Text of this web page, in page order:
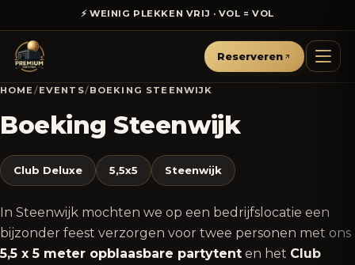
⚡ WEINIG PLEKKEN VRIJ · VOL = VOL
Reserveren
HOME/EVENTS/BOEKING STEENWIJK
Boeking Steenwijk
Club Deluxe 5,5x5 Steenwijk
In Steenwijk mochten we op een bedrijfslocatie een
bijzonder feest verzorgen voor twee personen met ons
5,5 x 5 meter opblaasbare partytent en het Club